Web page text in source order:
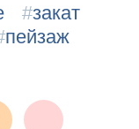
#закат
пейзаж